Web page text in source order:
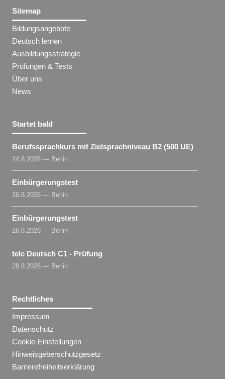
Sitemap
Bildungsangebote
Deutsch lernen
Ausbildungsstrategie
Prüfungen & Tests
Über uns
News
Startet bald
Berufssprachkurs mit Zielsprachniveau B2 (500 UE)
24.8.2026 — Berlin
Einbürgerungstest
26.8.2026 — Berlin
Einbürgerungstest
26.8.2026 — Berlin
telc Deutsch C1 - Prüfung
28.8.2026 — Berlin
Rechtliches
Impressum
Datenschutz
Cookie-Einstellungen
Hinweisgeberschutzgesetz
Barrierefreiheitserklärung